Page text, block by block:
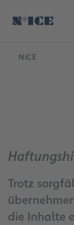
Startseite
NICE
Trotz
die Inhalte